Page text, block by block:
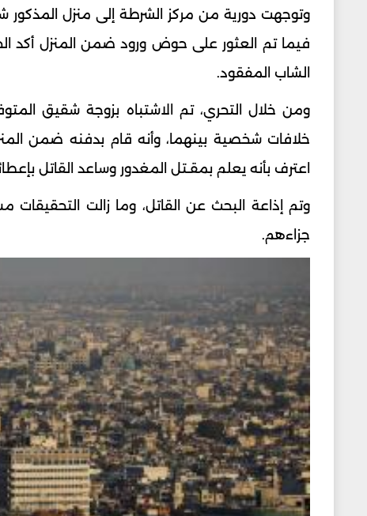
فيما تم العثور على حوض ورود ضمن المنزل أكد
الشاب المفقود.
ومن خلال التحري، تم الاشتباه بزوجة شقيق
خلافات شخصية بينهما، وأنه قام بدفنه ضمن
اعترف بأنه يعلم بمقـتل المغدور وساعد القاتل
وتم إذاعة البحث عن القاتل، وما زالت
جزاءهم.